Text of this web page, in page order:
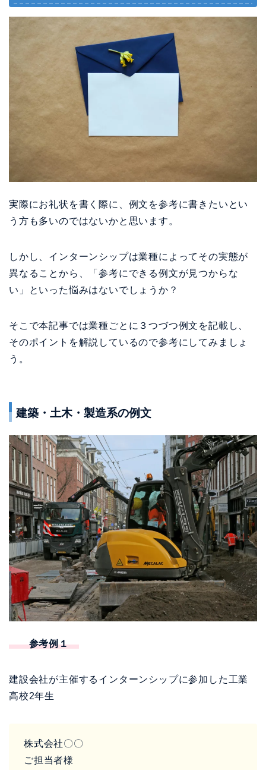
実際にお礼状を書く際に、例文を参考に書きたいとい
う方も多いのではないかと思います。
しかし、インターンシップは業種によってその実態が
異なることから、「参考にできる例文が見つからな
い」といった悩みはないでしょうか？
そこで本記事では業種ごとに３つづつ例文を記載し、
そのポイントを解説しているので参考にしてみましょ
う。
建築・土木・製造系の例文
参考例１
建設会社が主催するインターンシップに参加した工業
高校2年生
株式会社〇〇
ご担当者様